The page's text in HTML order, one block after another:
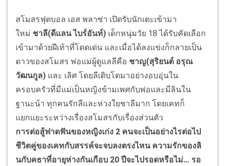
สโมสรฟุตบอล เอส พลาซ่า เปิดรับนักเตะเข้ามา
ใหม่ ชาลี(ดีแลน ไบร์อันท์) เด็กหนุ่มวัย 18 ได้รับคัดเลือก
เข้ามาด้วยฝีเท้าที่โดดเด่น และเมื่อได้ลงแข่งก็กลายเป็น
ดาวของสโมสร พ่อแม่ผู้ดูแลลีคือ ชาญ(สุริยนต์ อรุณ
วัฒนกูล) และ เลิศ โดยลีเติบโตมาอย่างอบอุ่นใน
ครอบครัวที่มีแม่เป็นหญิงข้ามเพศกับพ่อและมีลินใน
ฐานะน้า ทุกคนรักลีและห่วงใยชาลีมาก โดยเคทก็
แยกแยะระหว่างเรื่องสโมสรกับเรื่องส่วนตัว
การต่อสู้ฟาดฟันของหญิงเก่ง 2 คนจะเป็นอย่างไรต่อไป
ชีวิตคู่ของเคทกับสรรค์จะจบลงตรงไหน ความรักของลิ
นกับคธาที่อายุห่างกันเกือบ 20 ปีจะไปรอดหรือไม่… รอ